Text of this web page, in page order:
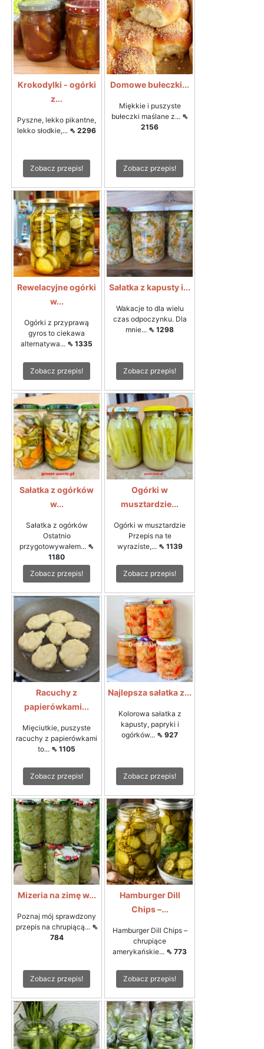
Krokodylki - ogórki
z...
Pyszne, lekko pikantne,
lekko słodkie,... ⇖ 2296
Zobacz przepis!
Domowe bułeczki...
Miękkie i puszyste
bułeczki maślane z... ⇖
2156
Zobacz przepis!
Rewelacyjne ogórki
w...
Ogórki z przyprawą
gyros to ciekawa
alternatywa... ⇖ 1335
Zobacz przepis!
Sałatka z kapusty i...
Wakacje to dla wielu
czas odpoczynku. Dla
mnie... ⇖ 1298
Zobacz przepis!
Sałatka z ogórków
w...
Sałatka z ogórków
Ostatnio
przygotowywałem... ⇖
1180
Zobacz przepis!
Ogórki w
musztardzie...
Ogórki w musztardzie
Przepis na te
wyraziste,... ⇖ 1139
Zobacz przepis!
Racuchy z
papierówkami...
Mięciutkie, puszyste
racuchy z papierówkami
to... ⇖ 1105
Zobacz przepis!
Najlepsza sałatka z...
Kolorowa sałatka z
kapusty, papryki i
ogórków... ⇖ 927
Zobacz przepis!
Mizeria na zimę w...
Poznaj mój sprawdzony
przepis na chrupiącą... ⇖
784
Zobacz przepis!
Hamburger Dill
Chips –...
Hamburger Dill Chips –
chrupiące
amerykańskie... ⇖ 773
Zobacz przepis!